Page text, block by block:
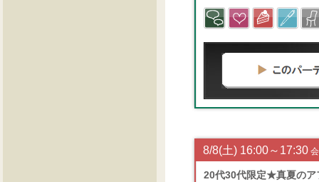
8/8(土) 16:00～17:30
20代30代限定★真夏のア